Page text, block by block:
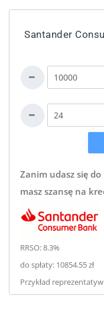
Santander
Zanim udasz się
masz szansę na
RRSO: 8.3%
do spłaty: 10854.55 zł
Przykład